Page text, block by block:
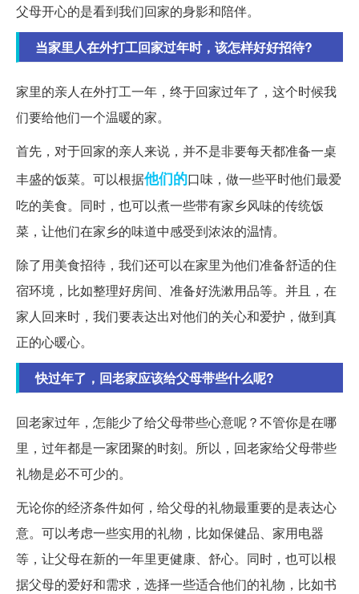
父母开心的是看到我们回家的身影和陪伴。
当家里人在外打工回家过年时，该怎样好好招待?
家里的亲人在外打工一年，终于回家过年了，这个时候我
们要给他们一个温暖的家。
首先，对于回家的亲人来说，并不是非要每天都准备一桌
丰盛的饭菜。可以根据他们的口味，做一些平时他们最爱
吃的美食。同时，也可以煮一些带有家乡风味的传统饭
菜，让他们在家乡的味道中感受到浓浓的温情。
除了用美食招待，我们还可以在家里为他们准备舒适的住
宿环境，比如整理好房间、准备好洗漱用品等。并且，在
家人回来时，我们要表达出对他们的关心和爱护，做到真
正的心暖心。
快过年了，回老家应该给父母带些什么呢?
回老家过年，怎能少了给父母带些心意呢？不管你是在哪
里，过年都是一家团聚的时刻。所以，回老家给父母带些
礼物是必不可少的。
无论你的经济条件如何，给父母的礼物最重要的是表达心
意。可以考虑一些实用的礼物，比如保健品、家用电器
等，让父母在新的一年里更健康、舒心。同时，也可以根
据父母的爱好和需求，选择一些适合他们的礼物，比如书